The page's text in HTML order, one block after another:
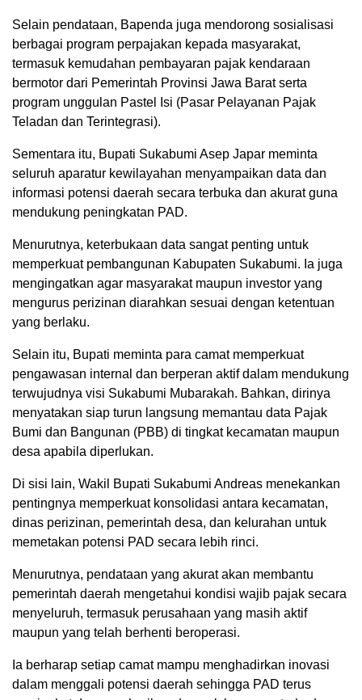
Selain pendataan, Bapenda juga mendorong sosialisasi
berbagai program perpajakan kepada masyarakat,
termasuk kemudahan pembayaran pajak kendaraan
bermotor dari Pemerintah Provinsi Jawa Barat serta
program unggulan Pastel Isi (Pasar Pelayanan Pajak
Teladan dan Terintegrasi).
Sementara itu, Bupati Sukabumi Asep Japar meminta
seluruh aparatur kewilayahan menyampaikan data dan
informasi potensi daerah secara terbuka dan akurat guna
mendukung peningkatan PAD.
Menurutnya, keterbukaan data sangat penting untuk
memperkuat pembangunan Kabupaten Sukabumi. Ia juga
mengingatkan agar masyarakat maupun investor yang
mengurus perizinan diarahkan sesuai dengan ketentuan
yang berlaku.
Selain itu, Bupati meminta para camat memperkuat
pengawasan internal dan berperan aktif dalam mendukung
terwujudnya visi Sukabumi Mubarakah. Bahkan, dirinya
menyatakan siap turun langsung memantau data Pajak
Bumi dan Bangunan (PBB) di tingkat kecamatan maupun
desa apabila diperlukan.
Di sisi lain, Wakil Bupati Sukabumi Andreas menekankan
pentingnya memperkuat konsolidasi antara kecamatan,
dinas perizinan, pemerintah desa, dan kelurahan untuk
memetakan potensi PAD secara lebih rinci.
Menurutnya, pendataan yang akurat akan membantu
pemerintah daerah mengetahui kondisi wajib pajak secara
menyeluruh, termasuk perusahaan yang masih aktif
maupun yang telah berhenti beroperasi.
Ia berharap setiap camat mampu menghadirkan inovasi
dalam menggali potensi daerah sehingga PAD terus